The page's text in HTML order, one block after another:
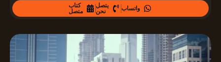
4
7
o
واتساب
يتصل
نحن
كتاب
متصل